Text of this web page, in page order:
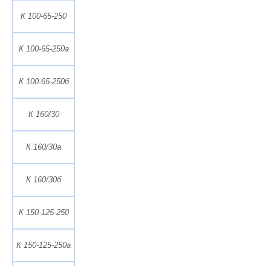
К 100-65-250
К 100-65-250а
К 100-65-250б
К 160/30
К 160/30а
К 160/30б
К 150-125-250
К 150-125-250а